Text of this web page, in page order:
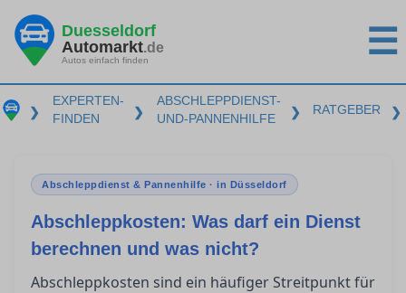
Duesseldorf
Automarkt.de
Autos einfach finden ☰
❯
EXPERTEN-
FINDEN
❯
ABSCHLEPPDIENST-
UND-PANNENHILFE
❯ RATGEBER ❯
Abschleppdienst & Pannenhilfe · in Düsseldorf
Abschleppkosten: Was darf ein Dienst
berechnen und was nicht?
Abschleppkosten sind ein häufiger Streitpunkt für